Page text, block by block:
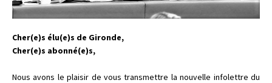
Cher(e)s élu(e)s de Gironde,
Cher(e)s abonné(e)s,
Nous avons le plaisir de vous transmettre la nouvelle infolettre du